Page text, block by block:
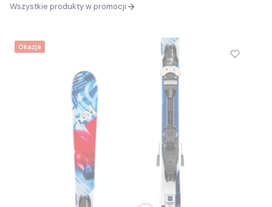
Wszystkie produkty w promocji
Okazja